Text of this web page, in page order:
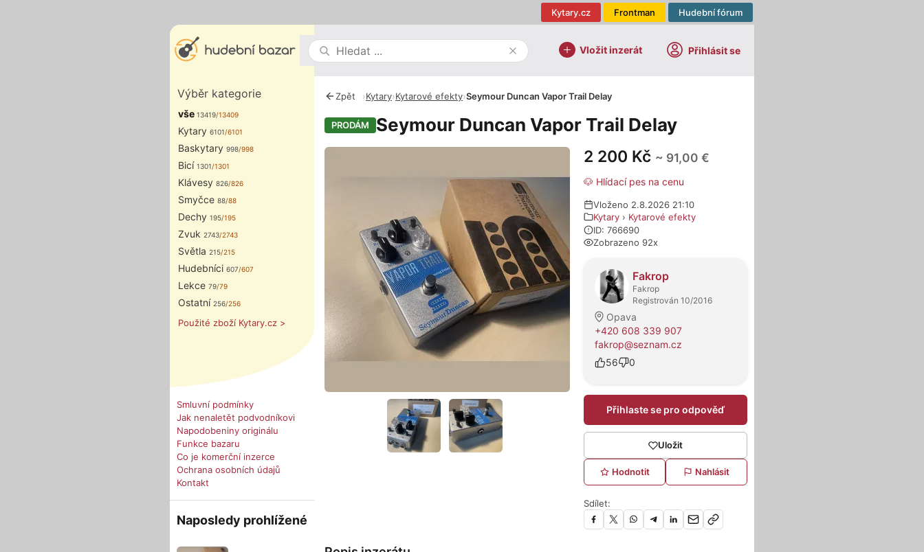
Hudební fórum
Frontman
Kytary.cz
Vložit inzerát Přihlásit se
Výběr kategorie
vše 13419/13409
Kytary 6101/6101
Baskytary 998/998
Bicí 1301/1301
Klávesy 826/826
Smyčce 88/88
Dechy 195/195
Zvuk 2743/2743
Světla 215/215
Hudebníci 607/607
Lekce 79/79
Ostatní 256/256
Použité zboží Kytary.cz >
Smluvní podmínky
Jak nenaletět podvodníkovi
Napodobeniny originálu
Funkce bazaru
Co je komerční inzerce
Ochrana osobních údajů
Kontakt
Naposledy prohlížené
Zpět ›Kytary›Kytarové efekty›Seymour Duncan Vapor Trail Delay
PRODÁM Seymour Duncan Vapor Trail Delay
Fotografie 2 200 Kč ~ 91,00 €
🐶 Hlídací pes na cenu
Vloženo 2.8.2026 21:10
Kytary › Kytarové efekty
ID: 766690
Zobrazeno 92x
O prodejci
Fakrop
Fakrop
Registrován 10/2016
Opava
+420 608 339 907
fakrop@seznam.cz
56
0
Přihlaste se pro odpověď
Uložit
Hodnotit Nahlásit
Sdílet: